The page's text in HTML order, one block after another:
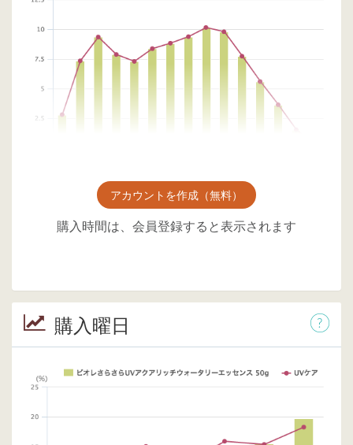
アカウントを作成（無料）
購入時間は、会員登録すると表示されます
購入曜日